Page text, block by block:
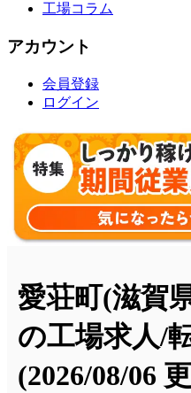
工場コラム
アカウント
会員登録
ログイン
愛荘町(滋賀
の工場求人/
(2026/08/06